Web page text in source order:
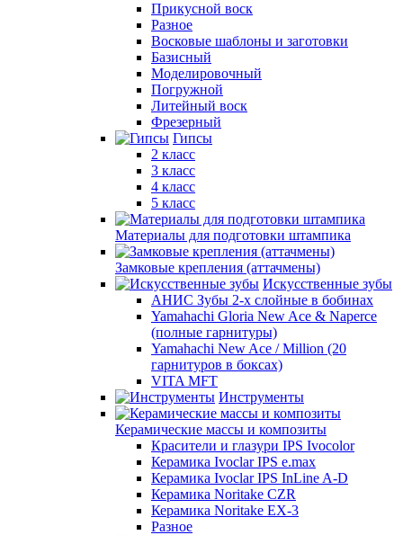
Прикусной воск
Разное
Восковые шаблоны и заготовки
Базисный
Моделировочный
Погружной
Литейный воск
Фрезерный
Гипсы
2 класс
3 класс
4 класс
5 класс
Материалы для подготовки штампика
Замковые крепления (аттачмены)
Искусственные зубы
АНИС Зубы 2-х слойные в бобинах
Yamahachi Gloria New Ace & Naperce
(полные гарнитуры)
Yamahachi New Ace / Million (20
гарнитуров в боксах)
VITA MFT
Инструменты
Керамические массы и композиты
Красители и глазури IPS Ivocolor
Керамика Ivoclar IPS e.max
Керамика Ivoclar IPS InLine A-D
Керамика Noritake CZR
Керамика Noritake EX-3
Разное